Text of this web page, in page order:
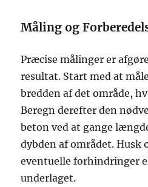
Måling og
Præcise målinger er
resultat. Start med at
bredden af det område,
Beregn derefter den
beton ved at gange
dybden af området. Husk
eventuelle forhindringer
underlaget.